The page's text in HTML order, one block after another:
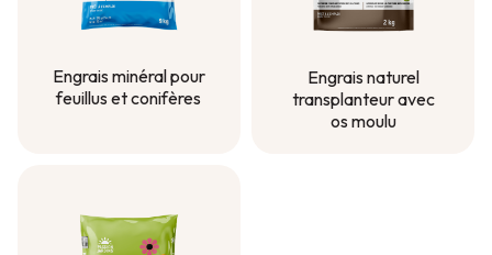
Engrais minéral pour
feuillus et conifères
Engrais naturel
transplanteur avec
os moulu